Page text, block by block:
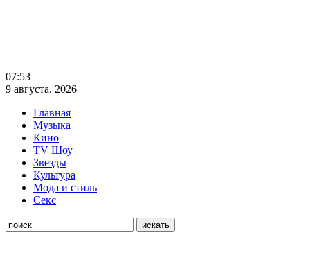
07:53
9 августа, 2026
Главная
Музыка
Кино
TV Шоу
Звезды
Культура
Мода и стиль
Секс